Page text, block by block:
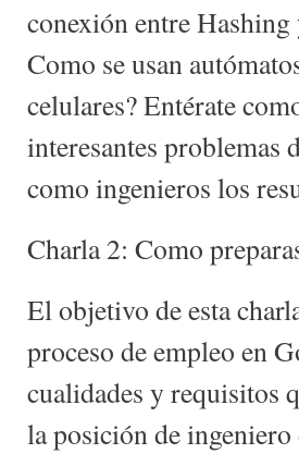
conexión entre
Como se usan
celulares? Entérate
interesantes problemas
como ingenieros los
Charla 2: Como
El objetivo de esta
proceso de empleo en
cualidades y requisitos
la posición de ingeniero